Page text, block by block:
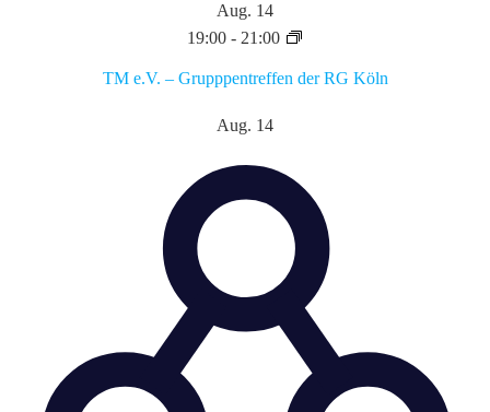
Aug. 14
19:00- 21:00
TM e.V. – Grupppentreffen der RG Köln
Aug. 14